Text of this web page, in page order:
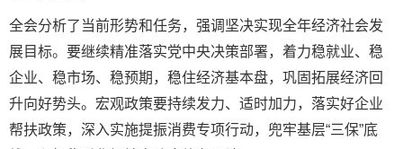
全会分析了当前形势和任务，强调坚决实现全年经济社会发
展目标。要继续精准落实党中央决策部署，着力稳就业、稳
企业、稳市场、稳预期，稳住经济基本盘，巩固拓展经济回
升向好势头。宏观政策要持续发力、适时加力，落实好企业
帮扶政策，深入实施提振消费专项行动，兜牢基层“三保”底